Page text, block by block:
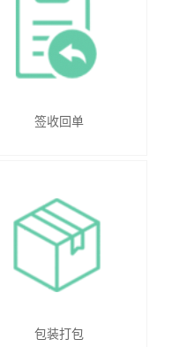
签收回单
包装打包